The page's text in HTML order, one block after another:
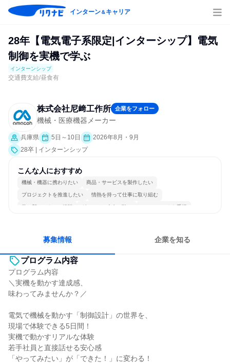
インターン＆キャリア
28年【電気電子系限定|インターシップ】電気
制御を実機で学ぶ
インターンシップ
交通費支給/昼食有
株式会社尼﨑工作所 企業をフォロー
機械・医療機器メーカー
兵庫県 5日～10日
2026年8月・9月
28卒 | インターンシップ
こんな人におすすめ
機械・機器に携わりたい 商品・サービスを製作したい
プロジェクトを推進したい 情熱を持って仕事に取り組む
常に新しいものに挑戦 グローバル志向が強い チームワークを重視
募集情報 企業を知る
プログラム内容
プログラム内容
＼実機を動かす達成感、
味わってみませんか？／
電気で機械を動かす「制御設計」の世界を、
現場で体験できる5日間！
実機で動かすリアルな体験
若手社員と直接話せる安心感
「やってみたい」が「できた！」に変わる！